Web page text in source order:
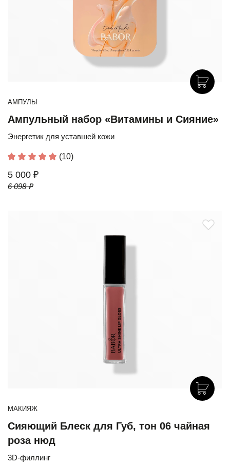
АМПУЛЫ
Ампульный набор «Витамины и Сияние»
Энергетик для уставшей кожи
(10)
5 000 ₽
6 098 ₽
МАКИЯЖ
Сияющий Блеск для Губ, тон 06 чайная
роза нюд
3D-филлинг